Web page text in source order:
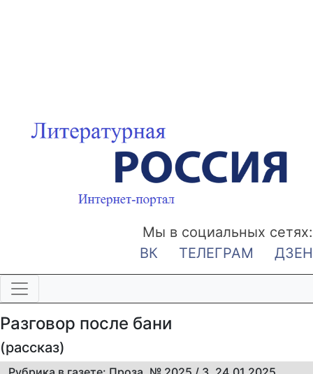
Мы в социальных сетях:
ВК
ТЕЛЕГРАМ ДЗЕН
Разговор после бани
(рассказ)